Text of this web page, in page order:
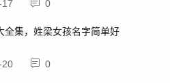
0
全集，姓梁女孩名字简单好
20 0